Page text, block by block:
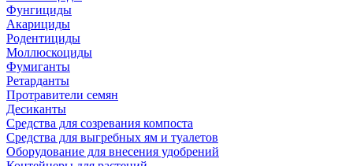
Фунгициды
Акарициды
Родентициды
Моллюскоциды
Фумиганты
Ретарданты
Протравители семян
Десиканты
Средства для созревания компоста
Средства для выгребных ям и туалетов
Оборудование для внесения удобрений